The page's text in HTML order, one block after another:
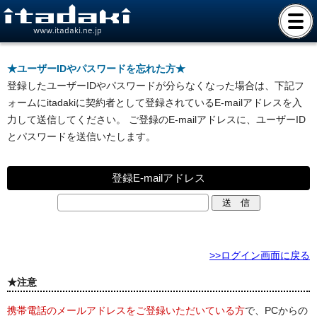
www.itadaki.ne.jp
★ユーザーIDやパスワードを忘れた方★
登録したユーザーIDやパスワードが分らなくなった場合は、下記フ
ォームにitadakiに契約者として登録されているE-mailアドレスを入
力して送信してください。 ご登録のE-mailアドレスに、ユーザーID
とパスワードを送信いたします。
登録E-mailアドレス
>>ログイン画面に戻る
★注意
携帯電話のメールアドレスをご登録いただいている方で、PCからの